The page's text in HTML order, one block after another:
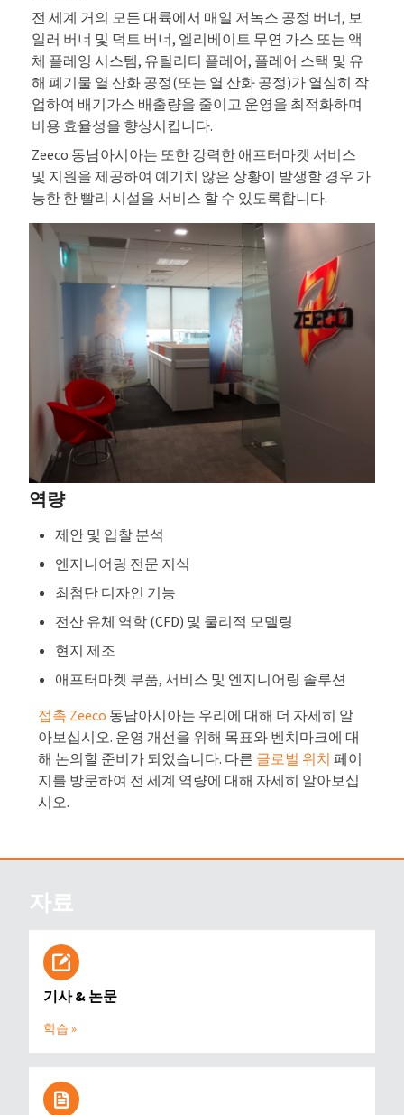
전 세계 거의 모든 대륙에서 매일 저녹스 공정 버너, 보
일러 버너 및 덕트 버너, 엘리베이트 무연 가스 또는 액
체 플레잉 시스템, 유틸리티 플레어, 플레어 스택 및 유
해 폐기물 열 산화 공정(또는 열 산화 공정)가 열심히 작
업하여 배기가스 배출량을 줄이고 운영을 최적화하며
비용 효율성을 향상시킵니다.
Zeeco 동남아시아는 또한 강력한 애프터마켓 서비스
및 지원을 제공하여 예기치 않은 상황이 발생할 경우 가
능한 한 빨리 시설을 서비스 할 수 있도록합니다.
역량
제안 및 입찰 분석
엔지니어링 전문 지식
최첨단 디자인 기능
전산 유체 역학 (CFD) 및 물리적 모델링
현지 제조
애프터마켓 부품, 서비스 및 엔지니어링 솔루션
접촉 Zeeco 동남아시아는 우리에 대해 더 자세히 알
아보십시오. 운영 개선을 위해 목표와 벤치마크에 대
해 논의할 준비가 되었습니다. 다른 글로벌 위치 페이
지를 방문하여 전 세계 역량에 대해 자세히 알아보십
시오.
자료
기사 & 논문
학습 »